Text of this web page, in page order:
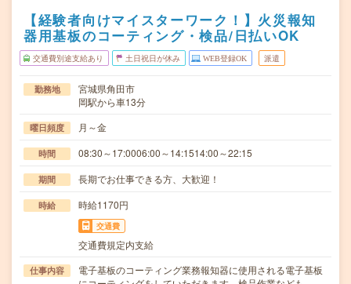
【経験者向けマイスターワーク！】火災報知
器用基板のコーティング・検品/日払いOK
交通費別途支給あり 土日祝日が休み WEB登録OK 派遣
勤務地
宮城県角田市
岡駅から車13分
曜日頻度 月～金
時間 08:30～17:0006:00～14:1514:00～22:15
期間 長期でお仕事できる方、大歓迎！
時給 時給1170円
交通費
交通費規定内支給
仕事内容
電子基板のコーティング業務報知器に使用される電子基板